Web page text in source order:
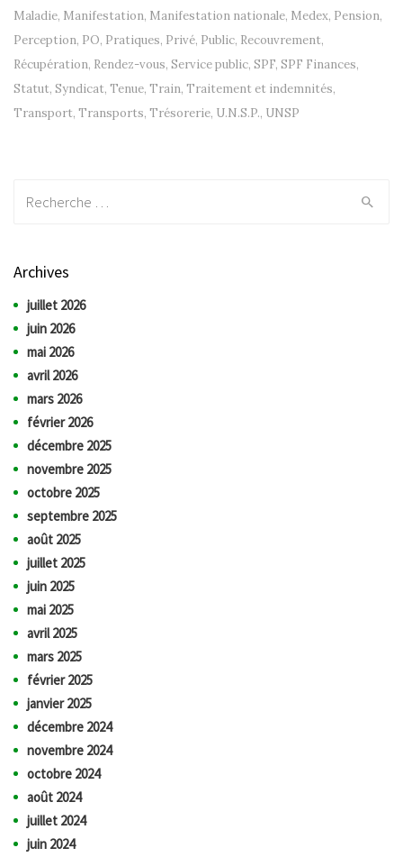
Maladie, Manifestation, Manifestation nationale, Medex, Pension,
Perception, PO, Pratiques, Privé, Public, Recouvrement,
Récupération, Rendez-vous, Service public, SPF, SPF Finances,
Statut, Syndicat, Tenue, Train, Traitement et indemnités,
Transport, Transports, Trésorerie, U.N.S.P., UNSP
Archives
juillet 2026
juin 2026
mai 2026
avril 2026
mars 2026
février 2026
décembre 2025
novembre 2025
octobre 2025
septembre 2025
août 2025
juillet 2025
juin 2025
mai 2025
avril 2025
mars 2025
février 2025
janvier 2025
décembre 2024
novembre 2024
octobre 2024
août 2024
juillet 2024
juin 2024